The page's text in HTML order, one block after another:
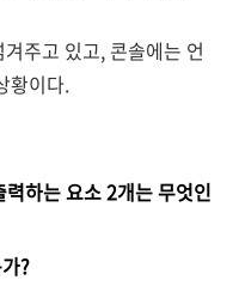
주고 있고, 콘솔에는 언
황이다.
하는 요소 2개는 무엇인
?